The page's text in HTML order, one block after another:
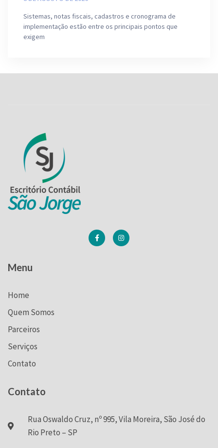
Sistemas, notas fiscais, cadastros e cronograma de
implementação estão entre os principais pontos que
exigem
Menu
Home
Quem Somos
Parceiros
Serviços
Contato
Contato
Rua Oswaldo Cruz, nº 995, Vila Moreira, São José do
Rio Preto – SP